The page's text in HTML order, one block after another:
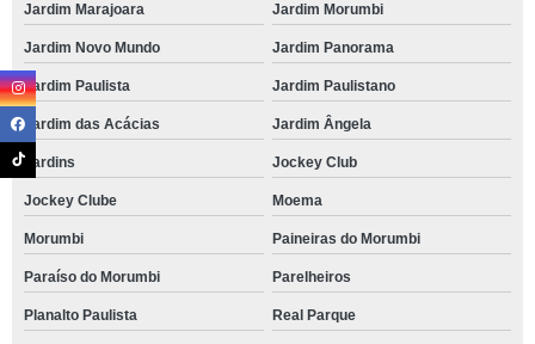
Jardim Marajoara Jardim Morumbi
Jardim Novo Mundo Jardim Panorama
Jardim Paulista Jardim Paulistano
Jardim das Acácias Jardim Ângela
Jardins Jockey Club
Jockey Clube Moema
Morumbi Paineiras do Morumbi
Paraíso do Morumbi Parelheiros
Planalto Paulista Real Parque